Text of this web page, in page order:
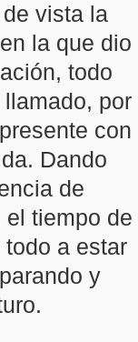
vista la
la que dio
todo
por
con
Dando
de
tiempo de
a estar
y